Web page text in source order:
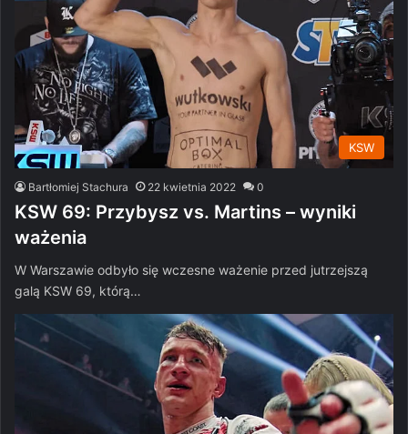
KSW
Bartłomiej Stachura 22 kwietnia 2022 0
KSW 69: Przybysz vs. Martins – wyniki
ważenia
W Warszawie odbyło się wczesne ważenie przed jutrzejszą
galą KSW 69, którą…